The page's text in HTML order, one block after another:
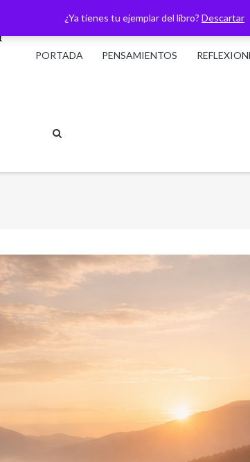
¿Ya tienes tu ejemplar del libro? Descartar
PORTADA
PENSAMIENTOS